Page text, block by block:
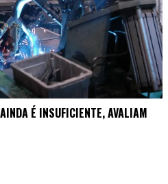
É INSUFICIENTE, AVALIAM